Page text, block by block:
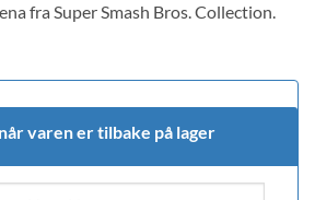
fra Super Smash Bros. Collection.
varen er tilbake på lager